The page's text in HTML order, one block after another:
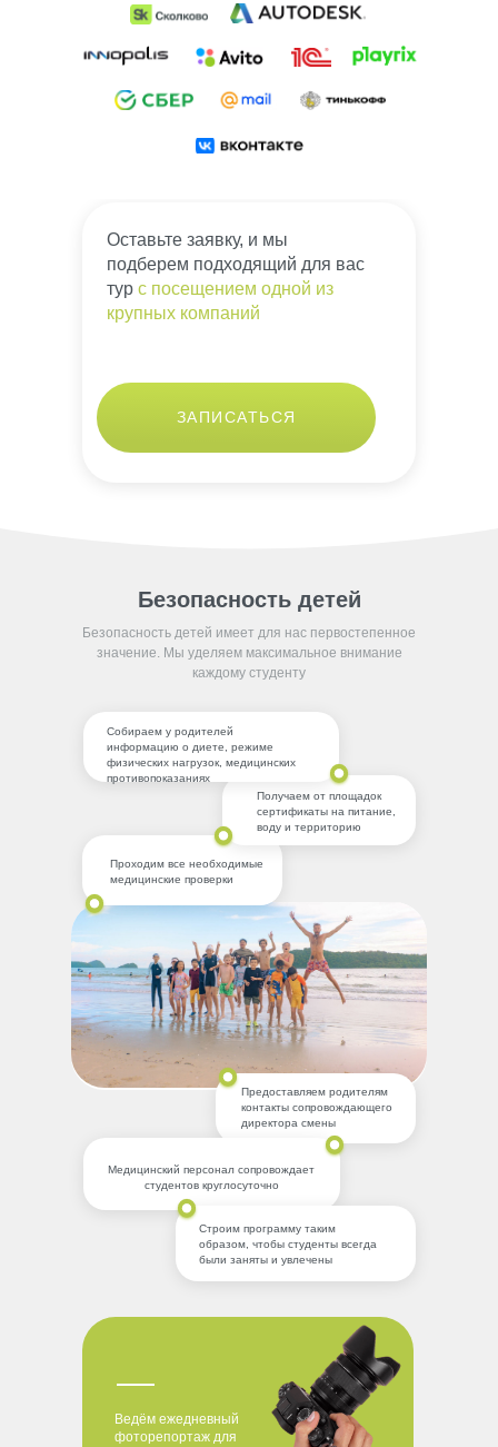
Оставьте заявку, и мы
подберем подходящий для вас
тур с посещением одной из
крупных компаний
ЗАПИСАТЬСЯ
Проходим все необходимые
медицинские проверки
Предоставляем родителям
контакты сопровождающего
директора смены
Медицинский персонал сопровождает
студентов круглосуточно
Строим программу таким
образом, чтобы студенты всегда
были заняты и увлечены
Получаем от площадок
сертификаты на питание,
воду и территорию
Собираем у родителей
информацию о диете, режиме
физических нагрузок, медицинских
противопоказаниях
Безопасность детей имеет для нас первостепенное
значение. Мы уделяем максимальное внимание
каждому студенту
Безопасность детей
Ведём ежедневный
фоторепортаж для